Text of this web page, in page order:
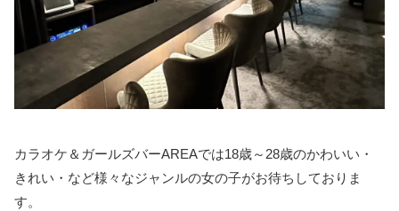
カラオケ＆ガールズバーAREAでは18歳～28歳のかわいい・
きれい・など様々なジャンルの女の子がお待ちしておりま
す。